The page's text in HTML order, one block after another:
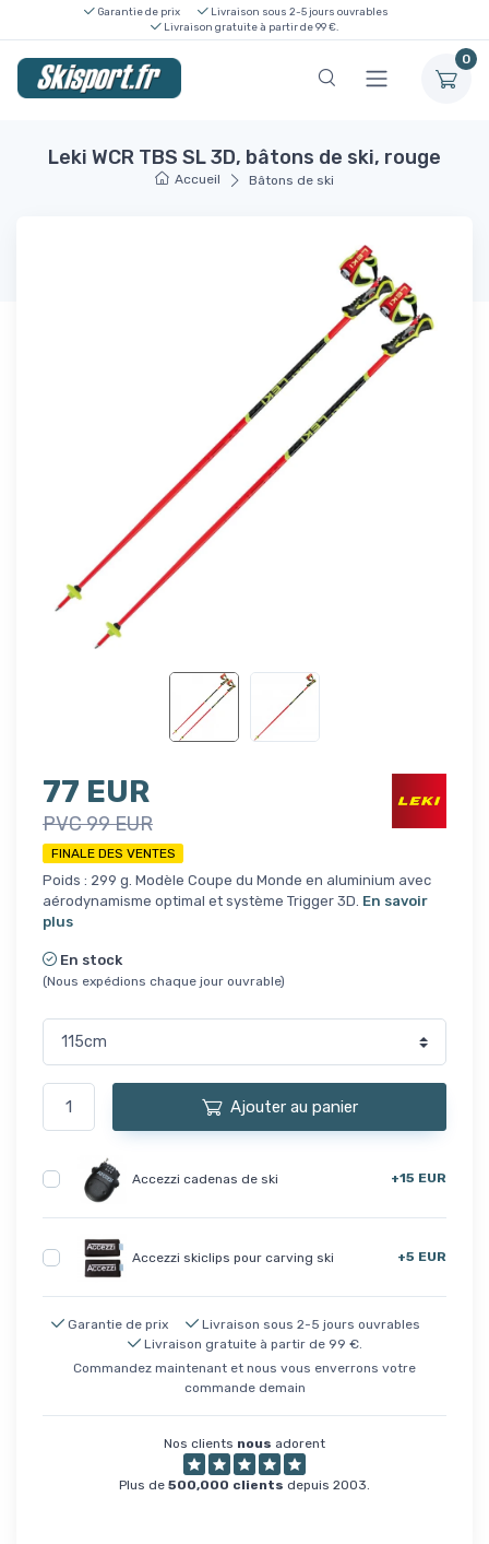
Garantie de prix
Livraison sous 2-5 jours ouvrables
Livraison gratuite à partir de 99 €.
0
Leki WCR TBS SL 3D, bâtons de ski, rouge
Accueil Bâtons de ski
77 EUR
PVC 99 EUR
FINALE DES VENTES
Poids : 299 g. Modèle Coupe du Monde en aluminium avec
aérodynamisme optimal et système Trigger 3D. En savoir
plus
En stock
(Nous expédions chaque jour ouvrable)
Ajouter au panier
Accezzi cadenas de ski +15 EUR
Accezzi skiclips pour carving ski +5 EUR
Garantie de prix
Livraison sous 2-5 jours ouvrables
Livraison gratuite à partir de 99 €.
Commandez maintenant et nous vous enverrons votre
commande demain
Nos clients nous adorent
Plus de 500,000 clients depuis 2003.